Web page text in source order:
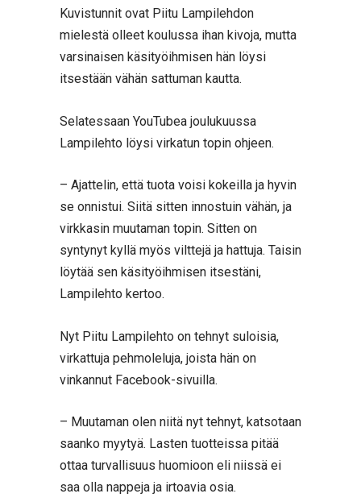
Kuvistunnit ovat Piitu Lampilehdon
mielestä olleet koulussa ihan kivoja, mutta
varsinaisen käsityöihmisen hän löysi
itsestään vähän sattuman kautta.
Selatessaan YouTubea joulukuussa
Lampilehto löysi virkatun topin ohjeen.
– Ajattelin, että tuota voisi kokeilla ja hyvin
se onnistui. Siitä sitten innostuin vähän, ja
virkkasin muutaman topin. Sitten on
syntynyt kyllä myös vilttejä ja hattuja. Taisin
löytää sen käsityöihmisen itsestäni,
Lampilehto kertoo.
Nyt Piitu Lampilehto on tehnyt suloisia,
virkattuja pehmoleluja, joista hän on
vinkannut Facebook-sivuilla.
– Muutaman olen niitä nyt tehnyt, katsotaan
saanko myytyä. Lasten tuotteissa pitää
ottaa turvallisuus huomioon eli niissä ei
saa olla nappeja ja irtoavia osia.